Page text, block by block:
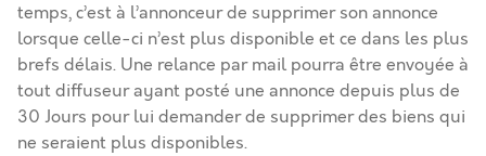
temps, c’est à l’annonceur de supprimer son annonce
lorsque celle-ci n’est plus disponible et ce dans les plus
brefs délais. Une relance par mail pourra être envoyée à
tout diffuseur ayant posté une annonce depuis plus de
30 Jours pour lui demander de supprimer des biens qui
ne seraient plus disponibles.